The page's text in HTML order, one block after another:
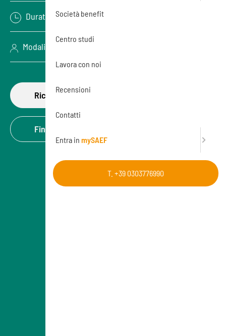
Durata: 8 ore
Modalità: Videoconferenza (Online)
Richiedi di partecipare
Finanzia la formazione
Società benefit
Centro studi
Lavora con noi
Recensioni
Contatti
Entra in mySAEF
T. +39 0303776990